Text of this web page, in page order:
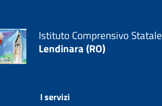
Istituto Comprensivo Statale
Lendinara (RO)
I servizi